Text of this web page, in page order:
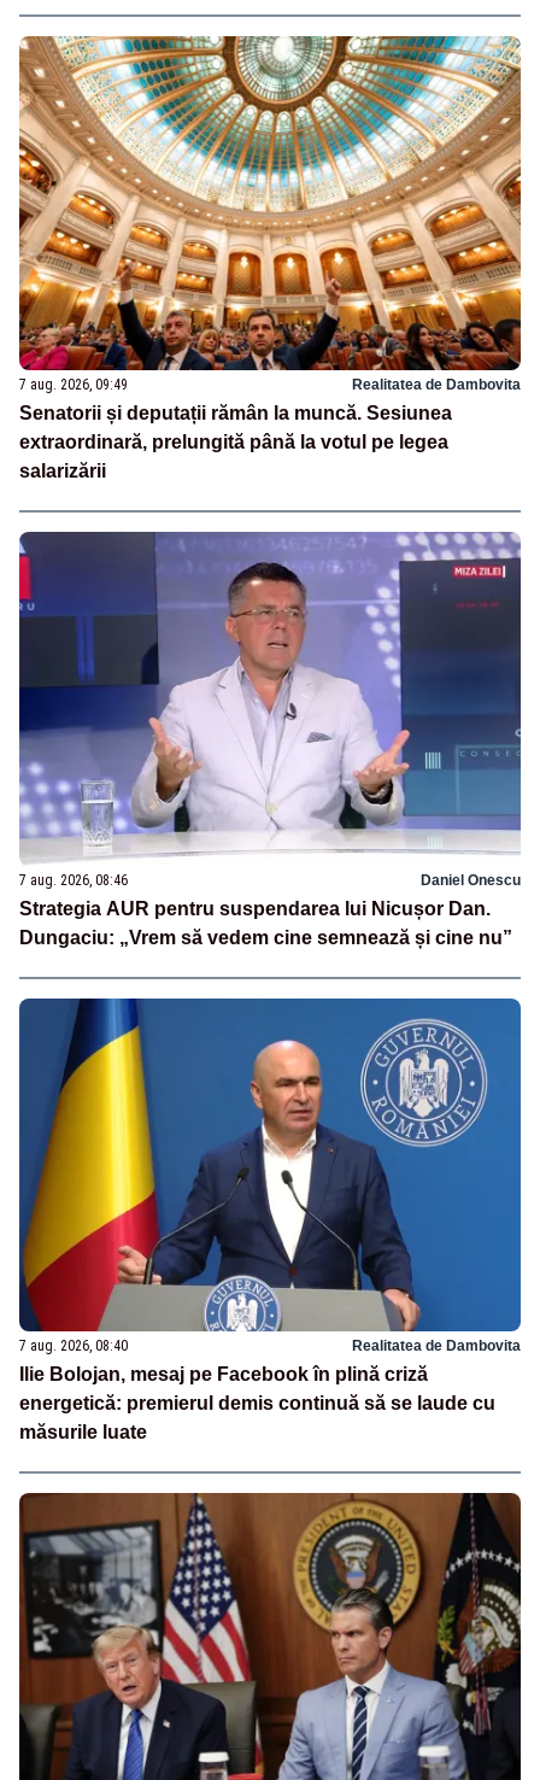
7 aug. 2026, 09:49 Realitatea de Dambovita
Senatorii și deputații rămân la muncă. Sesiunea
extraordinară, prelungită până la votul pe legea
salarizării
7 aug. 2026, 08:46 Daniel Onescu
Strategia AUR pentru suspendarea lui Nicușor Dan.
Dungaciu: „Vrem să vedem cine semnează și cine nu”
7 aug. 2026, 08:40 Realitatea de Dambovita
Ilie Bolojan, mesaj pe Facebook în plină criză
energetică: premierul demis continuă să se laude cu
măsurile luate